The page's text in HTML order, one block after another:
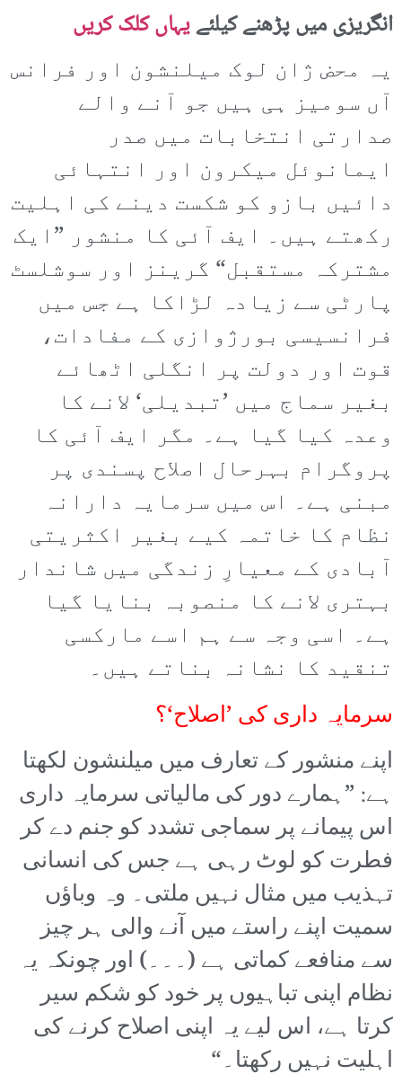
انگریزی میں پڑھنے کیلئےیہاں کلک کریں
یہ محض ژان لوک میلنشون اور فرانس
آں سومیز ہی ہیں جو آنے والے
صدارتی انتخابات میں صدر
ایمانوئل میکرون اور انتہائی
دائیں بازو کو شکست دینے کی اہلیت
رکھتے ہیں۔ ایف آئی کا منشور ”ایک
مشترکہ مستقبل“ گرینز اور سوشلسٹ
پارٹی سے زیادہ لڑاکا ہے جس میں
فرانسیسی بورژوازی کے مفادات،
قوت اور دولت پر انگلی اٹھائے
بغیر سماج میں ’تبدیلی‘ لانے کا
وعدہ کیا گیا ہے۔ مگر ایف آئی کا
پروگرام بہرحال اصلاح پسندی پر
مبنی ہے۔ اس میں سرمایہ دارانہ
نظام کا خاتمہ کیے بغیر اکثریتی
آبادی کے معیارِ زندگی میں شاندار
بہتری لانے کا منصوبہ بنایا گیا
ہے۔ اسی وجہ سے ہم اسے مارکسی
تنقید کا نشانہ بناتے ہیں۔
سرمایہ داری کی ’اصلاح‘؟
اپنے منشور کے تعارف میں میلنشون لکھتا
ہے: ”ہمارے دور کی مالیاتی سرمایہ داری
اس پیمانے پر سماجی تشدد کو جنم دے کر
فطرت کو لوٹ رہی ہے جس کی انسانی
تہذیب میں مثال نہیں ملتی۔ وہ وباؤں
سمیت اپنے راستے میں آنے والی ہر چیز
سے منافعے کماتی ہے (۔۔۔) اور چونکہ یہ
نظام اپنی تباہیوں پر خود کو شکم سیر
کرتا ہے، اس لیے یہ اپنی اصلاح کرنے کی
اہلیت نہیں رکھتا۔“